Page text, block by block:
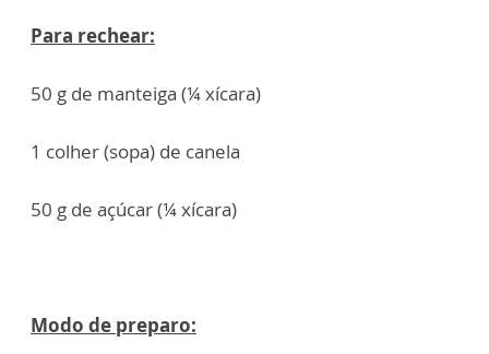
Para rechear:
50 g de manteiga (¼ xícara)
1 colher (sopa) de canela
50 g de açúcar (¼ xícara)
Modo de preparo: